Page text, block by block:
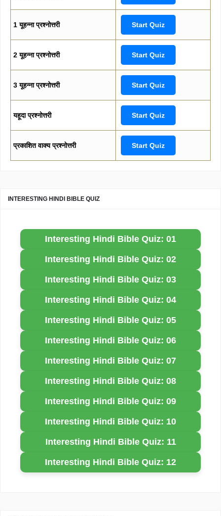
1 यूहन्ना प्रश्नोत्तरी Start Quiz
2 यूहन्ना प्रश्नोत्तरी Start Quiz
3 यूहन्ना प्रश्नोत्तरी Start Quiz
यहूदा प्रश्नोत्तरी Start Quiz
प्रकाशित वाक्य प्रश्नोत्तरी Start Quiz
INTERESTING HINDI BIBLE QUIZ
Interesting Hindi Bible Quiz: 01
Interesting Hindi Bible Quiz: 02
Interesting Hindi Bible Quiz: 03
Interesting Hindi Bible Quiz: 04
Interesting Hindi Bible Quiz: 05
Interesting Hindi Bible Quiz: 06
Interesting Hindi Bible Quiz: 07
Interesting Hindi Bible Quiz: 08
Interesting Hindi Bible Quiz: 09
Interesting Hindi Bible Quiz: 10
Interesting Hindi Bible Quiz: 11
Interesting Hindi Bible Quiz: 12